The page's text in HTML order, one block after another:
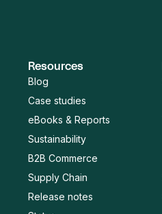
Resources
Blog
Case studies
eBooks & Reports
Sustainability
B2B Commerce
Supply Chain
Release notes